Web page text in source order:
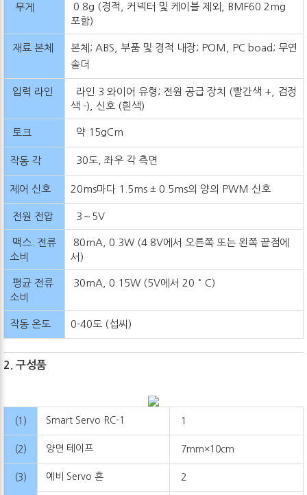
무게
0.8g (경적, 커넥터 및 케이블 제외, BMF60 2mg
포함)
재료 본체
본체; ABS, 부품 및 경적 내장; POM, PC boad; 무연
솔더
입력 라인
라인 3 와이어 유형; 전원 공급 장치 (빨간색 +, 검정
색 -), 신호 (흰색)
토크 약 15gCm
작동 각 30도, 좌우 각 측면
제어 신호 20ms마다 1.5ms ± 0.5ms의 양의 PWM 신호
전원 전압 3～5V
맥스. 전류
소비
80mA, 0.3W (4.8V에서 오른쪽 또는 왼쪽 끝점에
서)
평균 전류
소비
30mA, 0.15W (5V에서 20 ° C)
작동 온도 0-40도 (섭씨)
2. 구성품
(1) Smart Servo RC-1 1
(2) 양면 테이프 7mm×10cm
(3) 예비 Servo 혼 2